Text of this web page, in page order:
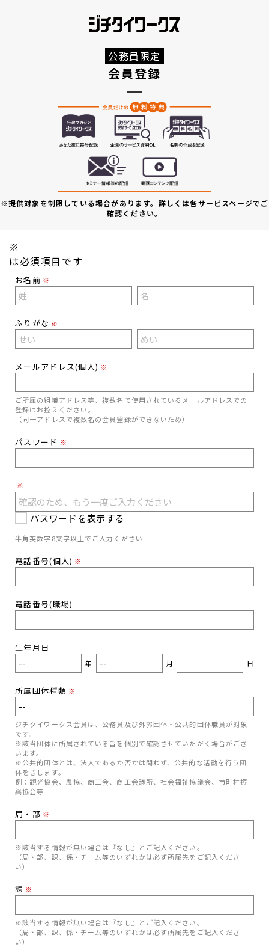
公務員限定
会員登録
※提供対象を制限している場合があります。詳しくは各サービスページでご
確認ください。
※
は必須項目です
お名前 ※
ふりがな ※
メールアドレス(個人) ※
ご所属の組織アドレス等、複数名で使用されているメールアドレスでの
登録はお控えください。
（同一アドレスで複数名の会員登録ができないため）
パスワード ※
※
パスワードを表示する
半角英数字8文字以上でご入力ください
電話番号(個人) ※
電話番号(職場)
生年月日
年 月 日
所属団体種類 ※
ジチタイワークス会員は、公務員及び外郭団体・公共的団体職員が対象
です。
※該当団体に所属されている旨を個別で確認させていただく場合がござ
います。
※公共的団体とは、法人であるか否かは問わず、公共的な活動を行う団
体をさします。
例：観光協会、農協、商工会、商工会議所、社会福祉協議会、市町村振
興協会等
局・部 ※
※該当する情報が無い場合は『なし』とご記入ください。
（局・部、課、係・チーム等のいずれかは必ず所属先をご記入くださ
い）
課 ※
※該当する情報が無い場合は『なし』とご記入ください。
（局・部、課、係・チーム等のいずれかは必ず所属先をご記入くださ
い）